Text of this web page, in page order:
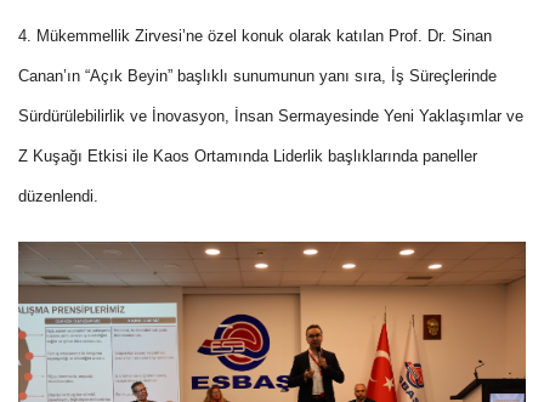
4. Mükemmellik Zirvesi’ne özel konuk olarak katılan Prof. Dr. Sinan
Canan’ın “Açık Beyin” başlıklı sunumunun yanı sıra, İş Süreçlerinde
Sürdürülebilirlik ve İnovasyon, İnsan Sermayesinde Yeni Yaklaşımlar ve
Z Kuşağı Etkisi ile Kaos Ortamında Liderlik başlıklarında paneller
düzenlendi.